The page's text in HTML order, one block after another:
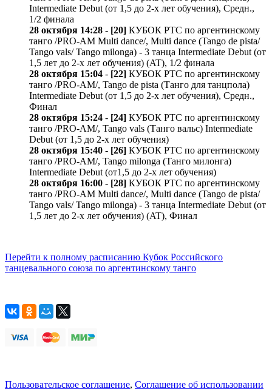
Intermediate Debut (от 1,5 до 2-х лет обучения), Средн.,
1/2 финала
28 октября 14:28 - [20] КУБОК РТС по аргентинскому
танго /PRO-AM Multi dance/, Multi dance (Tango de pista/
Tango vals/ Tango milonga) - 3 танца Intermediate Debut (от
1,5 лет до 2-х лет обучения) (AT), 1/2 финала
28 октября 15:04 - [22] КУБОК РТС по аргентинскому
танго /PRO-AM/, Tango de pista (Танго для танцпола)
Intermediate Debut (от 1,5 до 2-х лет обучения), Средн.,
Финал
28 октября 15:24 - [24] КУБОК РТС по аргентинскому
танго /PRO-AM/, Tango vals (Танго вальс) Intermediate
Debut (от 1,5 до 2-х лет обучения)
28 октября 15:40 - [26] КУБОК РТС по аргентинскому
танго /PRO-AM/, Tango milonga (Танго милонга)
Intermediate Debut (от1,5 до 2-х лет обучения)
28 октября 16:00 - [28] КУБОК РТС по аргентинскому
танго /PRO-AM Multi dance/, Multi dance (Tango de pista/
Tango vals/ Tango milonga) - 3 танца Intermediate Debut (от
1,5 лет до 2-х лет обучения) (AT), Финал
Перейти к полному расписанию Кубок Российского
танцевального союза по аргентинскому танго
Пользовательское соглашение, Соглашение об использовании